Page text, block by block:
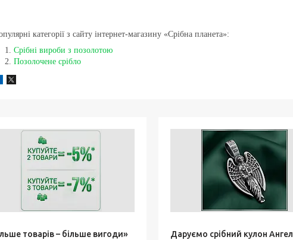
категорії з сайту інтернет-магазину «Срібна планета»:
Срібні вироби з позолотою
Позолочене срібло
товарів – більше вигоди» Даруємо срібний кулон Ангел